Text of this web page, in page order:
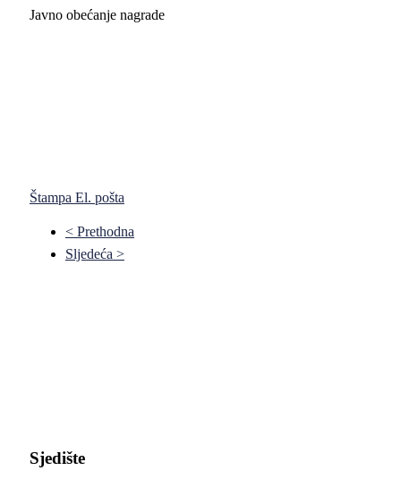
Javno obećanje nagrade
Štampa El. pošta
< Prethodna
Sljedeća >
Sjedište